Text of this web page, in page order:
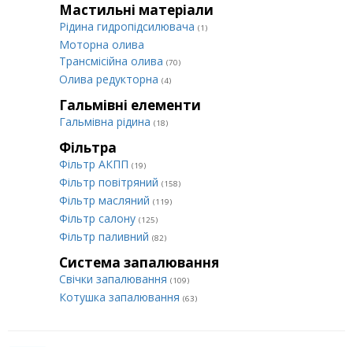
Мастильні матеріали
Рідина гидропідсилювача (1)
Моторна олива
Трансмісійна олива (70)
Олива редукторна (4)
Гальмівні елементи
Гальмівна рідина (18)
Фільтра
Фільтр АКПП (19)
Фільтр повітряний (158)
Фільтр масляний (119)
Фільтр салону (125)
Фільтр паливний (82)
Система запалювання
Свічки запалювання (109)
Котушка запалювання (63)